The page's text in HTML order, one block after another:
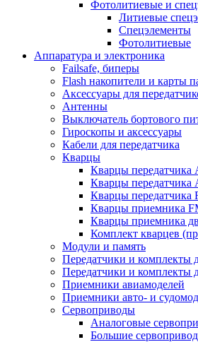
Фотолитиевые и
Литиевые
Спецэлементы
Фотолитиевые
Аппаратура и электроника
Failsafe, биперы
Flash накопители и карты
Аксессуары для
Антенны
Выключатель бортового
Гироскопы и аксессуары
Кабели для передатчика
Кварцы
Кварцы передатчика
Кварцы передатчика
Кварцы передатчика
Кварцы приемника
Кварцы приемника
Комплект кварцев
Модули и память
Передатчики и комплекты
Передатчики и комплекты
Приемники авиамоделей
Приемники авто- и
Сервоприводы
Аналоговые
Большие